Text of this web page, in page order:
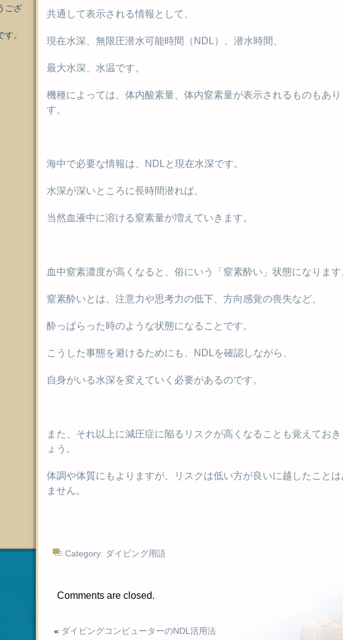
共通して表示される情報として、
現在水深、無限圧潜水可能時間（NDL）、潜水時間、
最大水深、水温です。
機種によっては、体内酸素量、体内窒素量が表示されるものもあり
す。
海中で必要な情報は、NDLと現在水深です。
水深が深いところに長時間潜れば、
当然血液中に溶ける窒素量が増えていきます。
血中窒素濃度が高くなると、俗にいう「窒素酔い」状態になります
窒素酔いとは、注意力や思考力の低下、方向感覚の喪失など、
酔っぱらった時のような状態になることです。
こうした事態を避けるためにも、NDLを確認しながら、
自身がいる水深を変えていく必要があるのです。
また、それ以上に減圧症に陥るリスクが高くなることも覚えてお
ょう。
体調や体質にもよりますが、リスクは低い方が良いに越したこと
ません。
Category: ダイビング用語
Comments are closed.
« ダイビングコンピューターのNDL活用法
ござ
。